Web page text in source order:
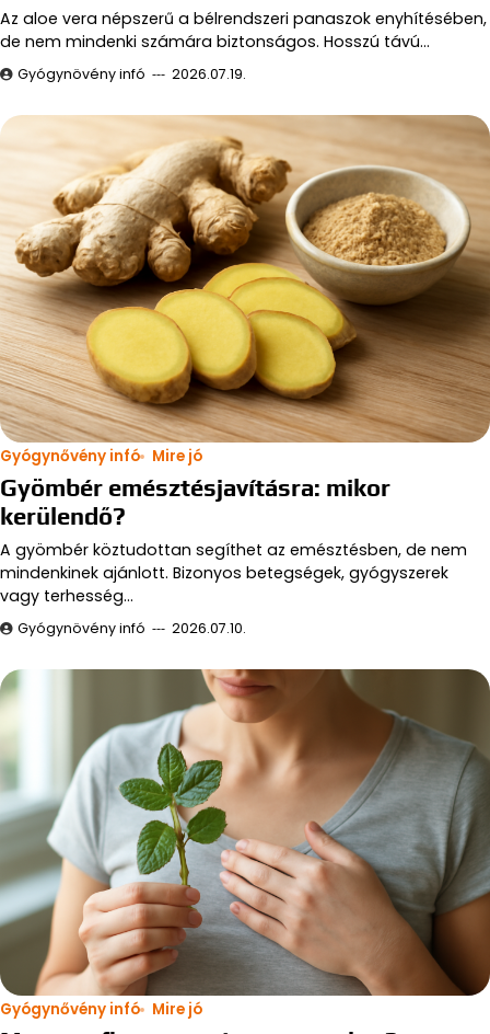
Az aloe vera népszerű a bélrendszeri panaszok enyhítésében,
de nem mindenki számára biztonságos. Hosszú távú…
Gyógynövény infó 2026.07.19.
Gyógynővény infó Mire jó
Gyömbér emésztésjavításra: mikor
kerülendő?
A gyömbér köztudottan segíthet az emésztésben, de nem
mindenkinek ajánlott. Bizonyos betegségek, gyógyszerek
vagy terhesség…
Gyógynövény infó 2026.07.10.
Gyógynővény infó Mire jó